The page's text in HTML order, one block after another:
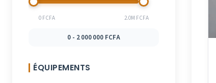
0 FCFA 2.0M FCFA
0 - 2 000 000 FCFA
ÉQUIPEMENTS